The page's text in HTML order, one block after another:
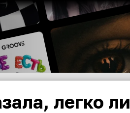
легко ли